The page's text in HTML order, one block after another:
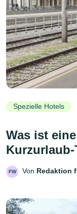
Spezielle Hotels
Was ist
FW Von Redaktion